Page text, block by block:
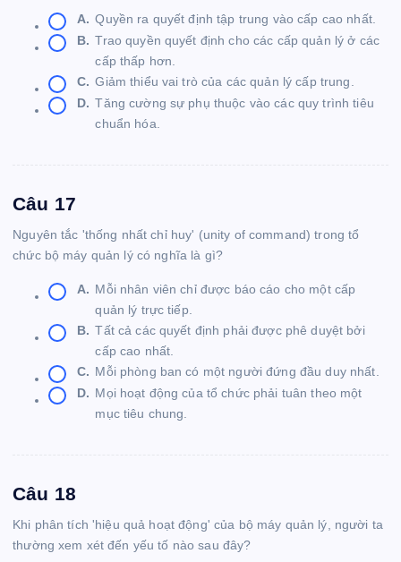
A. Quyền ra quyết định tập trung vào cấp cao nhất.
B. Trao quyền quyết định cho các cấp quản lý ở các
cấp thấp hơn.
C. Giảm thiểu vai trò của các quản lý cấp trung.
D. Tăng cường sự phụ thuộc vào các quy trình tiêu
chuẩn hóa.
Câu 17
Nguyên tắc 'thống nhất chỉ huy' (unity of command) trong tổ
chức bộ máy quản lý có nghĩa là gì?
A. Mỗi nhân viên chỉ được báo cáo cho một cấp
quản lý trực tiếp.
B. Tất cả các quyết định phải được phê duyệt bởi
cấp cao nhất.
C. Mỗi phòng ban có một người đứng đầu duy nhất.
D. Mọi hoạt động của tổ chức phải tuân theo một
mục tiêu chung.
Câu 18
Khi phân tích 'hiệu quả hoạt động' của bộ máy quản lý, người ta
thường xem xét đến yếu tố nào sau đây?